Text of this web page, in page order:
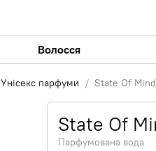
Волосся
Унісекс парфуми State Of
State Of
Парфумована вода